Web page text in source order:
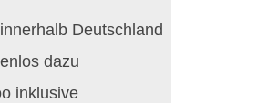
Deutschland
dazu
inklusive